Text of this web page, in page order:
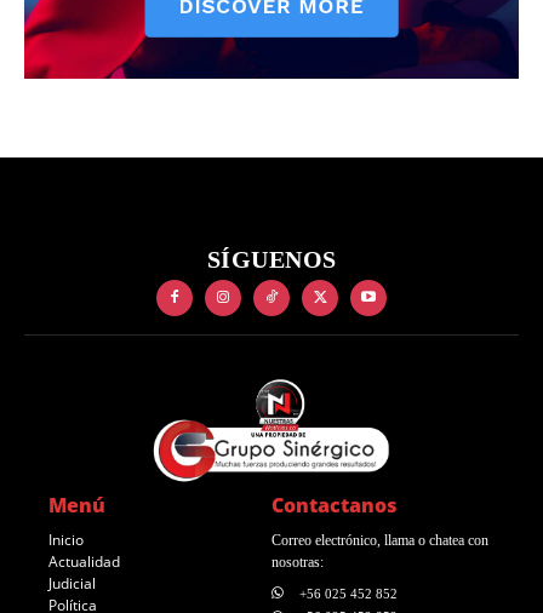
SÍGUENOS
Menú
Inicio
Actualidad
Judicial
Política
Contactanos
Correo electrónico, llama o chatea con
nosotras:
+56 025 452 852